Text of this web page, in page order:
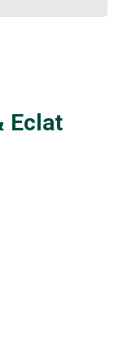
Eclat